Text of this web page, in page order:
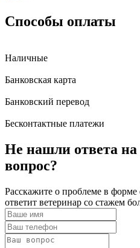
Способы оплаты
Наличные
Банковская карта
Банковский перевод
Бесконтактные платежи
Не нашли ответа
вопрос?
Расскажите о проблеме в
ответит ветеринар со стажем